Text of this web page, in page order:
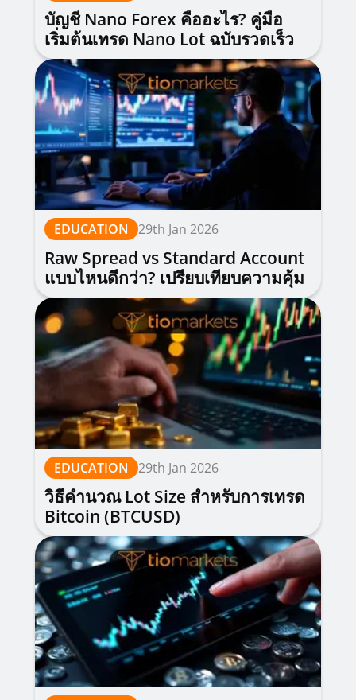
บัญชี Nano Forex คืออะไร? คู่มือ
เริ่มต้นเทรด Nano Lot ฉบับรวดเร็ว
EDUCATION 29th Jan 2026
Raw Spread vs Standard Account
แบบไหนดีกว่า? เปรียบเทียบความคุ้ม
ค่าฉบับปี 2026
EDUCATION 29th Jan 2026
วิธีคำนวณ Lot Size สำหรับการเทรด
Bitcoin (BTCUSD)